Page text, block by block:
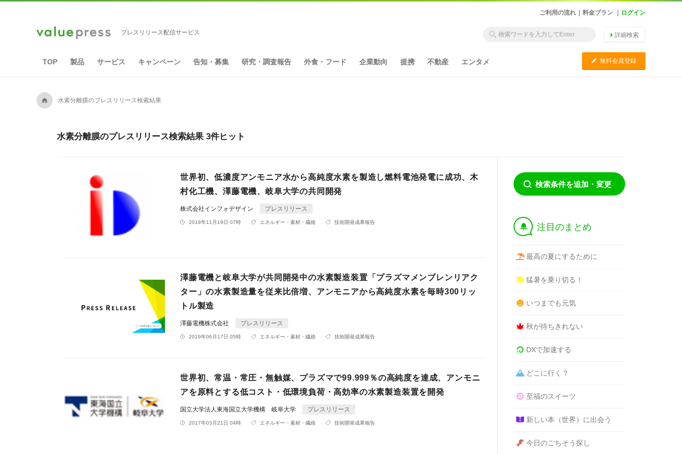
ご利用の流れ 料金プラン ログイン
プレスリリース配信サービス 詳細検索
TOP 製品 サービス キャンペーン 告知・募集 研究・調査報告 外食・フード 企業動向 提携 不動産 エンタメ C 無料会員登録
A 水素分離膜のプレスリリース検索結果
水素分離膜のプレスリリース検索結果 3件ヒット
世界初、低濃度アンモニア水から高純度水素を製造し燃料電池発電に成功、木
村化工機、澤藤電機、岐阜大学の共同開発
株式会社インフォデザイン プレスリリース
2019年11月19日 07時 エネルギー・素材・繊維 技術開発成果報告
澤藤電機と岐阜大学が共同開発中の水素製造装置「プラズマメンブレンリアク
ター」の水素製造量を従来比倍増、アンモニアから高純度水素を毎時300リッ
トル製造
澤藤電機株式会社 プレスリリース
2019年06月17日 05時 エネルギー・素材・繊維 技術開発成果報告
世界初、常温・常圧・無触媒、プラズマで99.999％の高純度を達成、アンモニ
アを原料とする低コスト・低環境負荷・高効率の水素製造装置を開発
国立大学法人東海国立大学機構 岐阜大学 プレスリリース
2017年03月21日 04時 エネルギー・素材・繊維 技術開発成果報告
検索条件を追加・変更
† 注目のまとめ
最高の夏にするために
猛暑を乗り切る！
いつまでも元気
秋が待ちきれない
DXで加速する
どこに行く？
至福のスイーツ
新しい本（世界）に出会う
今日のごちそう探し